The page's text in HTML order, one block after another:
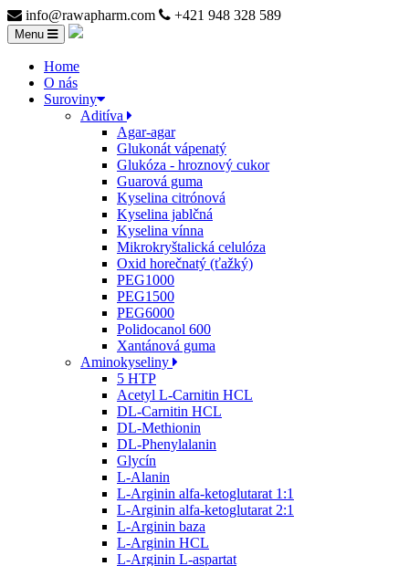
info@rawapharm.com +421 948 328 589
Toggle
navigation
Menu
Home
O nás
Suroviny
Aditíva
Agar-agar
Glukonát vápenatý
Glukóza - hroznový cukor
Guarová guma
Kyselina citrónová
Kyselina jablčná
Kyselina vínna
Mikrokryštalická celulóza
Oxid horečnatý (ťažký)
PEG1000
PEG1500
PEG6000
Polidocanol 600
Xantánová guma
Aminokyseliny
5 HTP
Acetyl L-Carnitin HCL
DL-Carnitin HCL
DL-Methionin
DL-Phenylalanin
Glycín
L-Alanin
L-Arginin alfa-ketoglutarat 1:1
L-Arginin alfa-ketoglutarat 2:1
L-Arginin baza
L-Arginin HCL
L-Arginin L-aspartat